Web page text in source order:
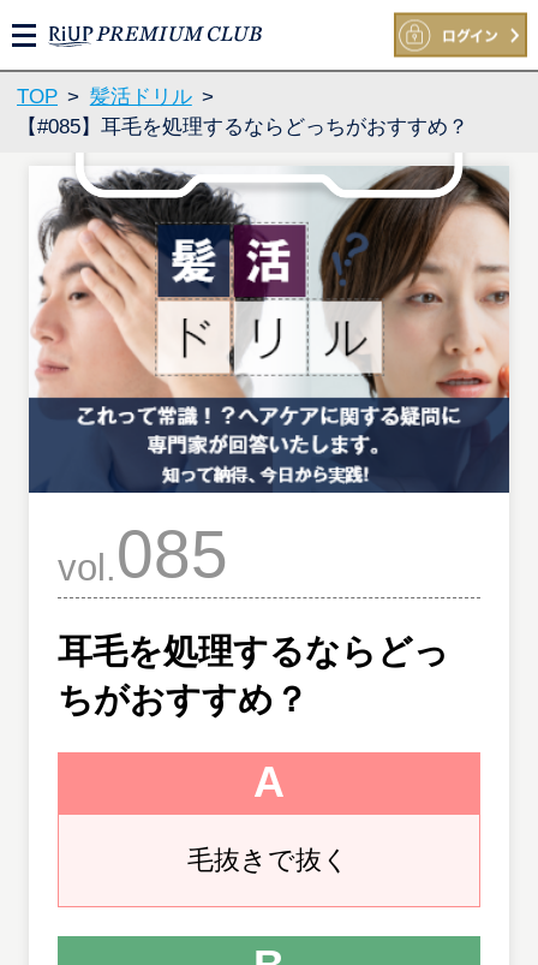
M
N
U
TOP > 髪活ドリル >
【#085】耳毛を処理するならどっちがおすすめ？
vol.085
耳毛を処理するならどっ
ちがおすすめ？
A
毛抜きで抜く